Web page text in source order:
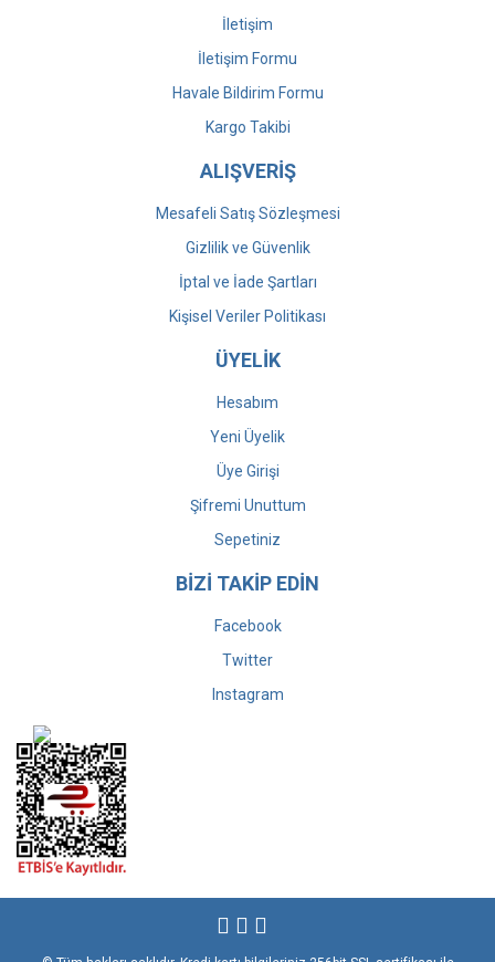
İletişim
İletişim Formu
Havale Bildirim Formu
Kargo Takibi
ALIŞVERİŞ
Mesafeli Satış Sözleşmesi
Gizlilik ve Güvenlik
İptal ve İade Şartları
Kişisel Veriler Politikası
ÜYELİK
Hesabım
Yeni Üyelik
Üye Girişi
Şifremi Unuttum
Sepetiniz
BİZİ TAKİP EDİN
Facebook
Twitter
Instagram